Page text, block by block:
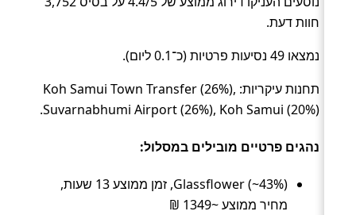
חוות דעת.
נמצאו 49 נסיעות פרטיות (כ־0.1 ליום).
תחנות עיקריות: Koh Samui Town Transfer (26%),
Suvarnabhumi Airport (26%), Koh Samui (20%).
נהגים פרטיים מובילים במסלול:
Glassflower (~43%), זמן ממוצע 13 שעות,
מחיר ממוצע ~1349 ₪